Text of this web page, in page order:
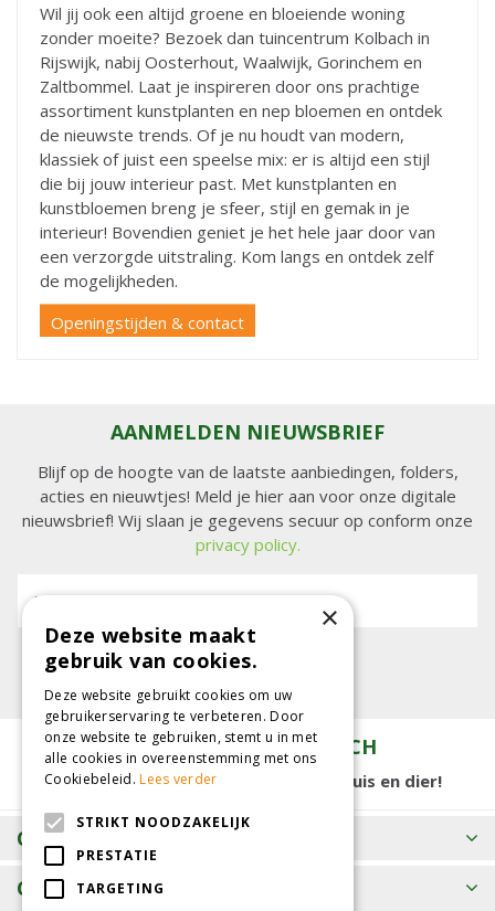
Wil jij ook een altijd groene en bloeiende woning
zonder moeite? Bezoek dan tuincentrum Kolbach in
Rijswijk, nabij Oosterhout, Waalwijk, Gorinchem en
Zaltbommel. Laat je inspireren door ons prachtige
assortiment kunstplanten en nep bloemen en ontdek
de nieuwste trends. Of je nu houdt van modern,
klassiek of juist een speelse mix: er is altijd een stijl
die bij jouw interieur past. Met kunstplanten en
kunstbloemen breng je sfeer, stijl en gemak in je
interieur! Bovendien geniet je het hele jaar door van
een verzorgde uitstraling. Kom langs en ontdek zelf
de mogelijkheden.
Openingstijden & contact
AANMELDEN NIEUWSBRIEF
Blijf op de hoogte van de laatste aanbiedingen, folders,
acties en nieuwtjes! Meld je hier aan voor onze digitale
nieuwsbrief! Wij slaan je gegevens secuur op conform onze
privacy policy.
E-mailadres:
TUINCENTRUM KOLBACH
15.000 m2 winkelplezier voor tuin, huis en dier!
OPENINGSTIJDEN
CONTACT
×
Deze website maakt
gebruik van cookies.
Deze website gebruikt cookies om uw
gebruikerservaring te verbeteren. Door
onze website te gebruiken, stemt u in met
alle cookies in overeenstemming met ons
Cookiebeleid.Lees verder
STRIKT NOODZAKELIJK
PRESTATIE
TARGETING